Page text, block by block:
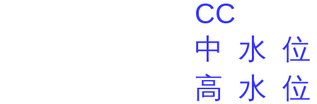
CC
中 水 位
高 水 位